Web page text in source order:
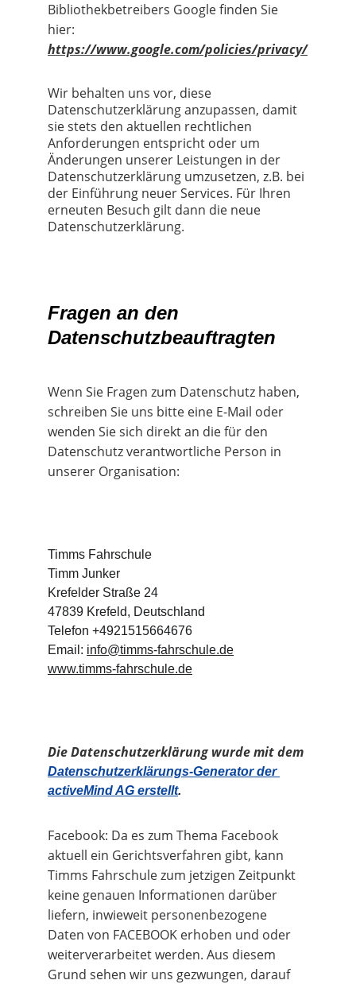
Bibliothekbetreibers Google finden Sie
hier:
https://www.google.com/policies/privacy/
Wir behalten uns vor, diese
Datenschutzerklärung anzupassen, damit
sie stets den aktuellen rechtlichen
Anforderungen entspricht oder um
Änderungen unserer Leistungen in der
Datenschutzerklärung umzusetzen, z.B. bei
der Einführung neuer Services. Für Ihren
erneuten Besuch gilt dann die neue
Datenschutzerklärung.
Fragen an den
Datenschutzbeauftragten
Wenn Sie Fragen zum Datenschutz haben,
schreiben Sie uns bitte eine E-Mail oder
wenden Sie sich direkt an die für den
Datenschutz verantwortliche Person in
unserer Organisation:
Timms Fahrschule
Timm Junker
Krefelder Straße 24
47839 Krefeld, Deutschland
Telefon +4921515664676
Email: info@timms-fahrschule.de
www.timms-fahrschule.de
Die Datenschutzerklärung wurde mit dem
Datenschutzerklärungs-Generator der
activeMind AG erstellt.
Facebook: Da es zum Thema Facebook
aktuell ein Gerichtsverfahren gibt, kann
Timms Fahrschule zum jetzigen Zeitpunkt
keine genauen Informationen darüber
liefern, inwieweit personenbezogene
Daten von FACEBOOK erhoben und oder
weiterverarbeitet werden. Aus diesem
Grund sehen wir uns gezwungen, darauf